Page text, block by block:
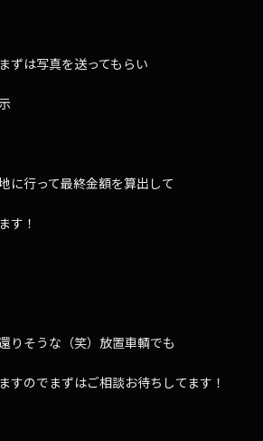
ずは写真を送ってもらい
に行って最終金額を算出して
す！
りそうな（笑）放置車輌でも
すのでまずはご相談お待ちしてます！